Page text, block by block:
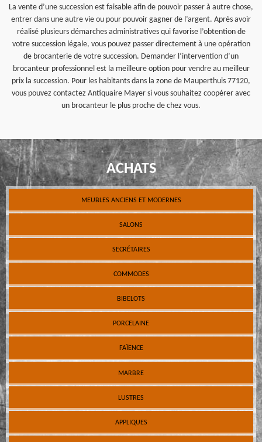
La vente d’une succession est faisable afin de pouvoir passer à autre chose,
entrer dans une autre vie ou pour pouvoir gagner de l’argent. Après avoir
réalisé plusieurs démarches administratives qui favorise l’obtention de
votre succession légale, vous pouvez passer directement à une opération
de brocanterie de votre succession. Demander l’intervention d’un
brocanteur professionnel est la meilleure option pour vendre au meilleur
prix la succession. Pour les habitants dans la zone de Mauperthuis 77120,
vous pouvez contactez Antiquaire Mayer si vous souhaitez coopérer avec
un brocanteur le plus proche de chez vous.
ACHATS
MEUBLES ANCIENS ET MODERNES
SALONS
SECRÉTAIRES
COMMODES
BIBELOTS
PORCELAINE
FAÏENCE
MARBRE
LUSTRES
APPLIQUES